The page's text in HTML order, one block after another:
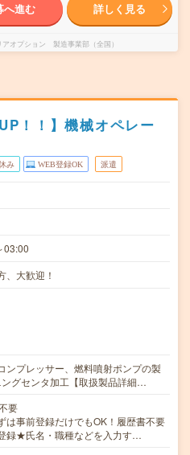
へ進む 詳しく見る
オプション 製造事業部（全国）
！！】機械オペレー
み WEB登録OK 派遣
03:00
、大歓迎！
ンプレッサー、燃料噴射ポンプの製
グセンタ加工【取扱製品詳細…
要
事前登録だけでもOK！履歴書不要
録★氏名・職種などを入力す…